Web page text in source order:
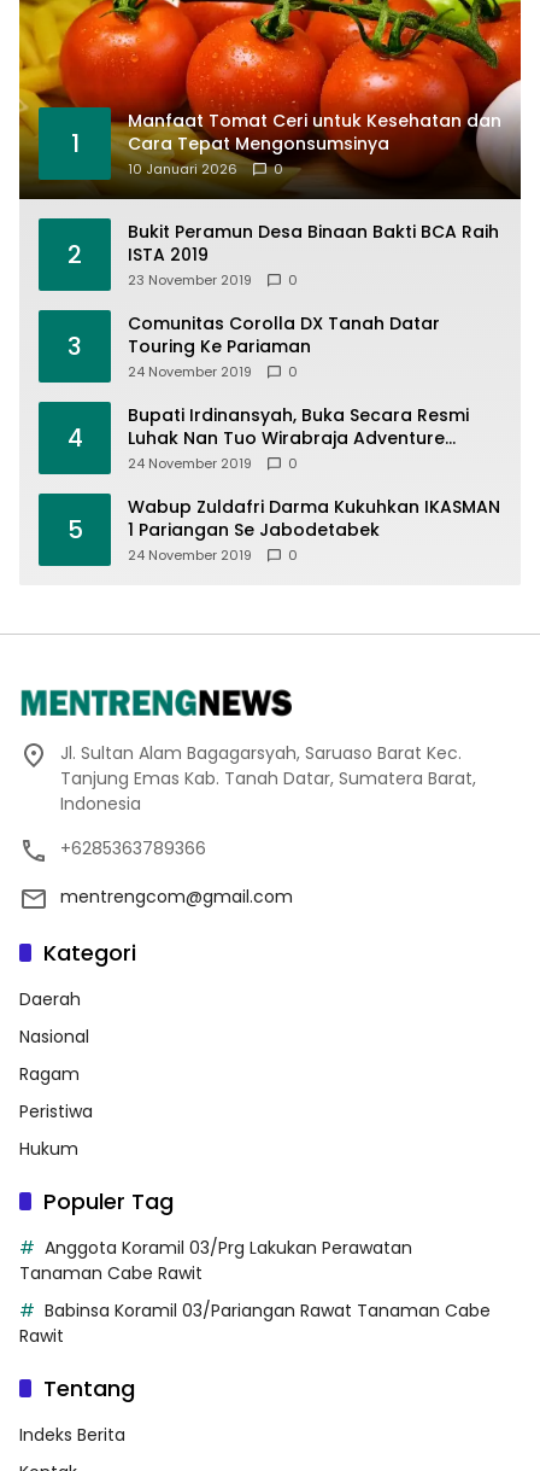
1
Manfaat Tomat Ceri untuk Kesehatan dan
Cara Tepat Mengonsumsinya
10 Januari 2026 0
2
Bukit Peramun Desa Binaan Bakti BCA Raih
ISTA 2019
23 November 2019 0
3
Comunitas Corolla DX Tanah Datar
Touring Ke Pariaman
24 November 2019 0
4
Bupati Irdinansyah, Buka Secara Resmi
Luhak Nan Tuo Wirabraja Adventure
Offroad 2019
24 November 2019 0
5
Wabup Zuldafri Darma Kukuhkan IKASMAN
1 Pariangan Se Jabodetabek
24 November 2019 0
Jl. Sultan Alam Bagagarsyah, Saruaso Barat Kec.
Tanjung Emas Kab. Tanah Datar, Sumatera Barat,
Indonesia
+6285363789366
mentrengcom@gmail.com
Kategori
Daerah
Nasional
Ragam
Peristiwa
Hukum
Populer Tag
Anggota Koramil 03/Prg Lakukan Perawatan
Tanaman Cabe Rawit
Babinsa Koramil 03/Pariangan Rawat Tanaman Cabe
Rawit
Tentang
Indeks Berita